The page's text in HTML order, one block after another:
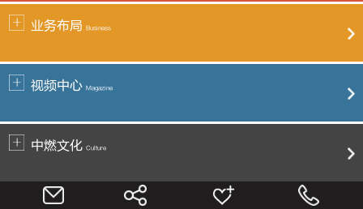
业务布局 Business
视频中心 Magazine
中燃文化 Culture